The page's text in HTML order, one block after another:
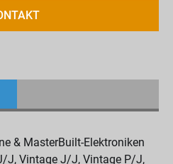
& MasterBuilt-Elektroniken
J, Vintage J/J, Vintage P/J,